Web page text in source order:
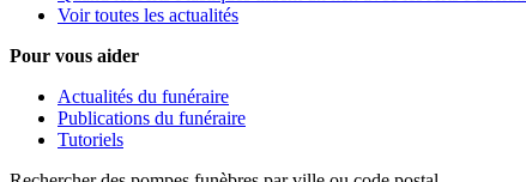
Voir toutes les actualités
Pour vous aider
Actualités du funéraire
Publications du funéraire
Tutoriels